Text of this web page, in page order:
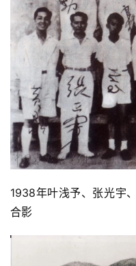
1938年叶浅予、张光宇
合影